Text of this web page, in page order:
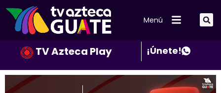
Menú
TV Azteca Play ¡Únete!